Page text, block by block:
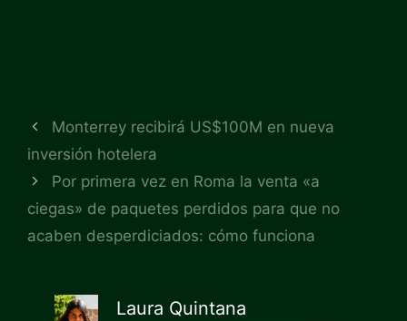
Monterrey recibirá US$100M en nueva
inversión hotelera
Por primera vez en Roma la venta «a
ciegas» de paquetes perdidos para que no
acaben desperdiciados: cómo funciona
Laura Quintana